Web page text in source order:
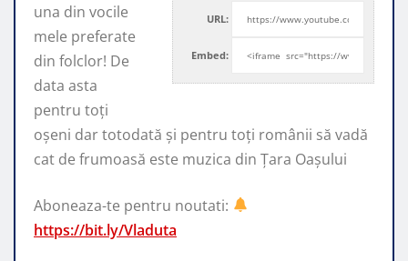
URL:
Embed:
una din vocile
mele preferate
din folclor! De
data asta
pentru toți
oșeni dar totodată și pentru toți românii să vadă
cat de frumoasă este muzica din Țara Oașului
Aboneaza-te pentru noutati:
https://bit.ly/Vladuta